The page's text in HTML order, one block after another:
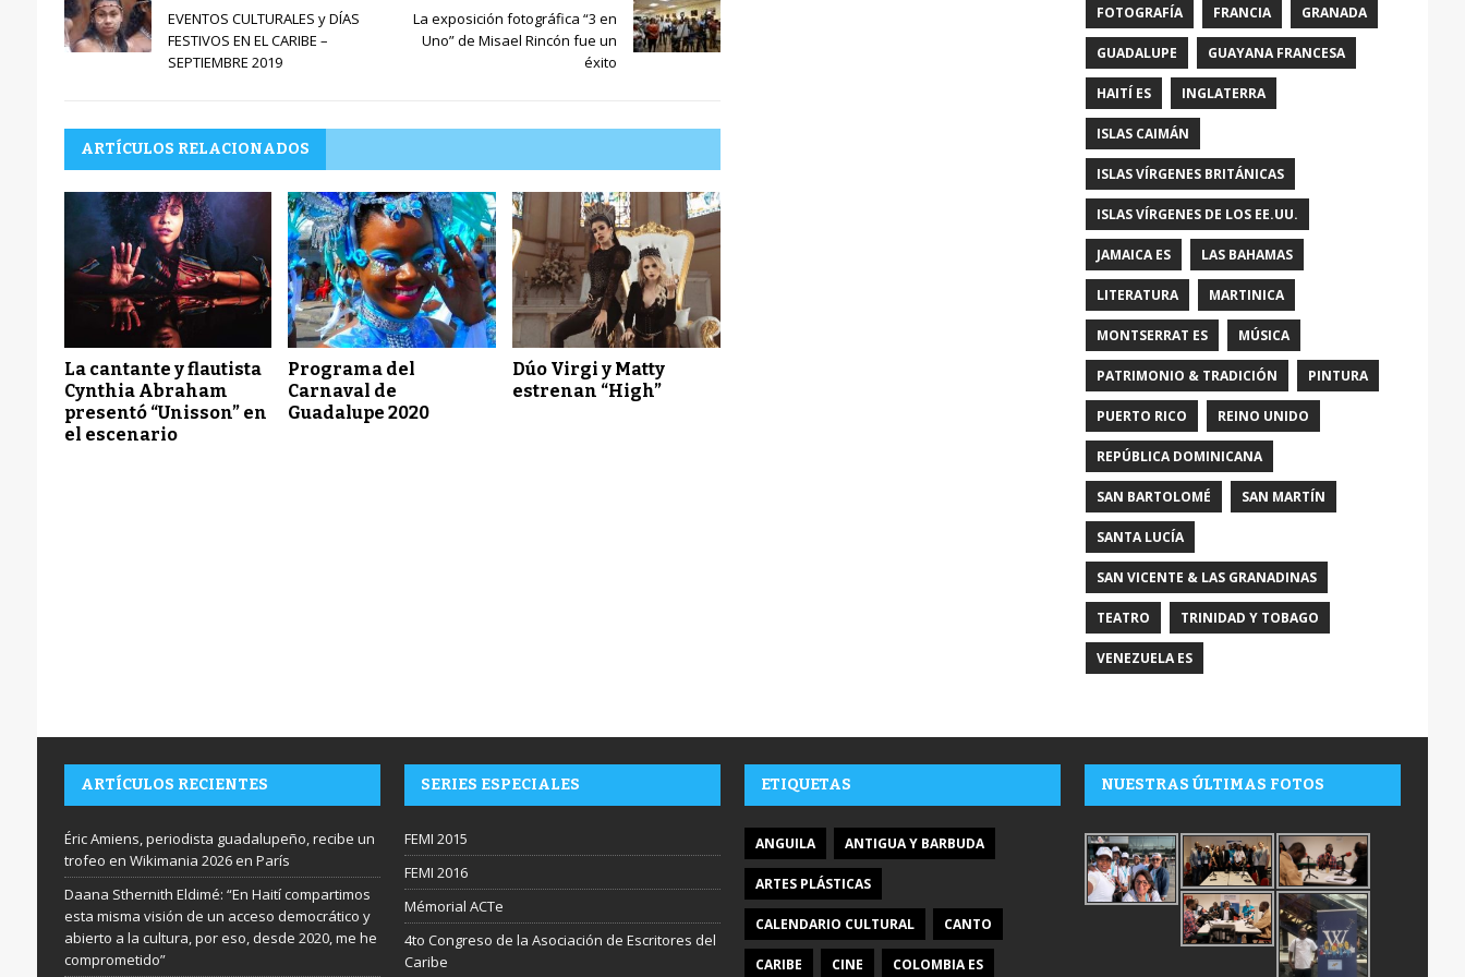
EVENTOS CULTURALES y DÍAS
FESTIVOS EN EL CARIBE –
SEPTIEMBRE 2019
La exposición fotográfica “3 en
Uno” de Misael Rincón fue un
éxito
ARTÍCULOS RELACIONADOS
La cantante y flautista
Cynthia Abraham
presentó “Unisson” en
el escenario
Programa del
Carnaval de
Guadalupe 2020
Dúo Virgi y Matty
estrenan “High”
FOTOGRAFÍA FRANCIA GRANADA
GUADALUPE GUAYANA FRANCESA
HAITÍ ES INGLATERRA
ISLAS CAIMÁN
ISLAS VÍRGENES BRITÁNICAS
ISLAS VÍRGENES DE LOS EE.UU.
JAMAICA ES LAS BAHAMAS
LITERATURA MARTINICA
MONTSERRAT ES MÚSICA
PATRIMONIO & TRADICIÓN PINTURA
PUERTO RICO REINO UNIDO
REPÚBLICA DOMINICANA
SAN BARTOLOMÉ SAN MARTÍN
SANTA LUCÍA
SAN VICENTE & LAS GRANADINAS
TEATRO TRINIDAD Y TOBAGO
VENEZUELA ES
ARTÍCULOS RECIENTES
Éric Amiens, periodista guadalupeño, recibe un
trofeo en Wikimania 2026 en París
Daana Sthernith Eldimé: “En Haití compartimos
esta misma visión de un acceso democrático y
abierto a la cultura, por eso, desde 2020, me he
comprometido”
SERIES ESPECIALES
FEMI 2015
FEMI 2016
Mémorial ACTe
4to Congreso de la Asociación de Escritores del
Caribe
ETIQUETAS
ANGUILA ANTIGUA Y BARBUDA
ARTES PLÁSTICAS
CALENDARIO CULTURAL CANTO
CARIBE CINE COLOMBIA ES
NUESTRAS ÚLTIMAS FOTOS